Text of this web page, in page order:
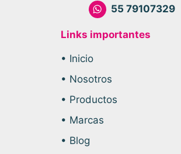
55 79107329
Links importantes
• Inicio
• Nosotros
• Productos
• Marcas
• Blog